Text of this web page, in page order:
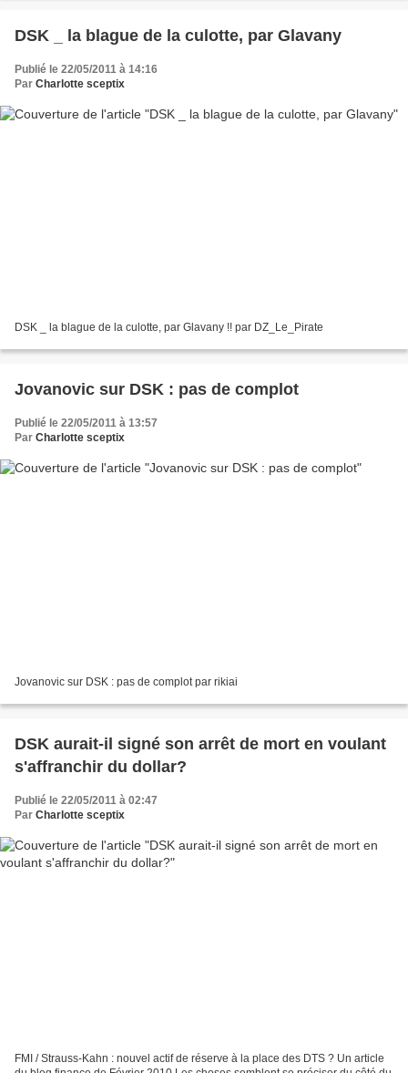
DSK _ la blague de la culotte, par Glavany
Publié le 22/05/2011 à 14:16
Par Charlotte sceptix
DSK _ la blague de la culotte, par Glavany !! par DZ_Le_Pirate
Jovanovic sur DSK : pas de complot
Publié le 22/05/2011 à 13:57
Par Charlotte sceptix
Jovanovic sur DSK : pas de complot par rikiai
DSK aurait-il signé son arrêt de mort en voulant
s'affranchir du dollar?
Publié le 22/05/2011 à 02:47
Par Charlotte sceptix
FMI / Strauss-Kahn : nouvel actif de réserve à la place des DTS ? Un article